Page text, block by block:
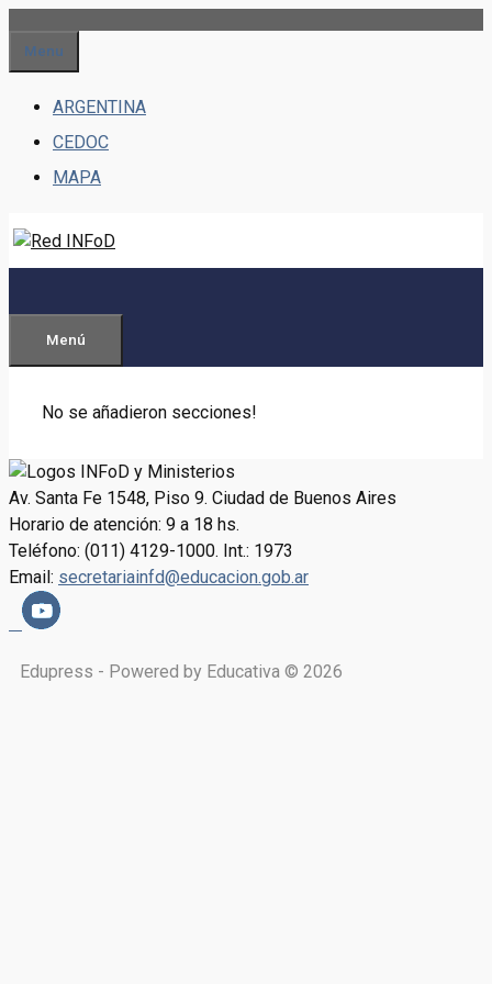
contenido
Menu
ARGENTINA
CEDOC
MAPA
Menú
No se añadieron secciones!
Av. Santa Fe 1548, Piso 9. Ciudad de Buenos Aires
Horario de atención: 9 a 18 hs.
Teléfono: (011) 4129-1000. Int.: 1973
Email: secretariainfd@educacion.gob.ar
Edupress - Powered by Educativa © 2026